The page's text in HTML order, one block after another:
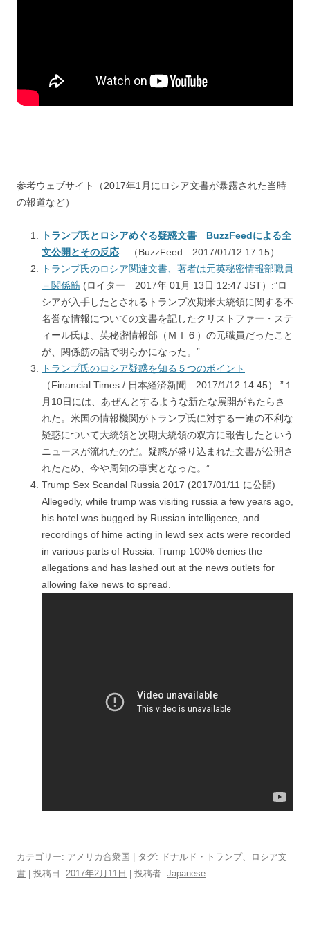
参考ウェブサイト（2017年1月にロシア文書が暴露された当時
の報道など）
トランプ氏とロシアめぐる疑惑文書 BuzzFeedによる全
文公開とその反応 （BuzzFeed 2017/01/12 17:15）
トランプ氏のロシア関連文書、著者は元英秘密情報部職員
＝関係筋 (ロイター 2017年 01月 13日 12:47 JST）:”ロ
シアが入手したとされるトランプ次期米大統領に関する不
名誉な情報についての文書を記したクリストファー・ステ
ィール氏は、英秘密情報部（ＭＩ６）の元職員だったこと
が、関係筋の話で明らかになった。”
トランプ氏のロシア疑惑を知る５つのポイント
（Financial Times / 日本経済新聞 2017/1/12 14:45）:”１
月10日には、あぜんとするような新たな展開がもたらさ
れた。米国の情報機関がトランプ氏に対する一連の不利な
疑惑について大統領と次期大統領の双方に報告したという
ニュースが流れたのだ。疑惑が盛り込まれた文書が公開さ
れたため、今や周知の事実となった。”
Trump Sex Scandal Russia 2017 (2017/01/11 に公開)
Allegedly, while trump was visiting russia a few years ago,
his hotel was bugged by Russian intelligence, and
recordings of hime acting in lewd sex acts were recorded
in various parts of Russia. Trump 100% denies the
allegations and has lashed out at the news outlets for
allowing fake news to spread.
カテゴリー: アメリカ合衆国 | タグ: ドナルド・トランプ、
ロシア文
書 | 投稿日: 2017年2月11日 投稿者: Japanese